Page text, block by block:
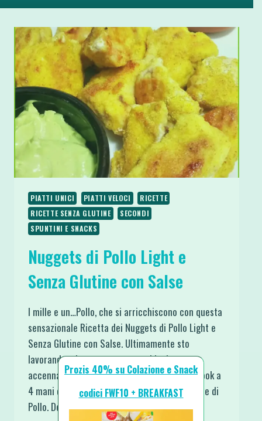
PIATTI UNICI PIATTI VELOCI
RICETTE
RICETTE SENZA GLUTINE
SECONDI
SPUNTINI E SNACKS
Nuggets di Pollo Light e
Senza Glutine con Salse
I mille e un…Pollo, che si arricchiscono con questa
sensazionale Ricetta dei Nuggets di Pollo Light e
Senza Glutine con Salse. Ultimamente sto
lavorando ad un progetto, per chi mi segue
accennai già qualcosa. Sto preparando un’ebook a
4 mani che sarà una raccolta di Ricette a base di
Pollo. Decisione presa perché è uno tra…
Prozis 40% su Colazione e Snack
codici FWF10 + BREAKFAST